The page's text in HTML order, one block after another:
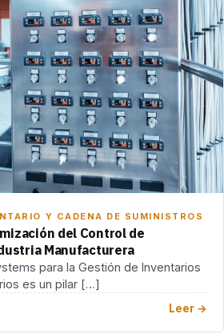
Y CADENA DE SUMINISTROS
del Control de
Manufacturera
para la Gestión de Inventarios
es un pilar […]
Leer →